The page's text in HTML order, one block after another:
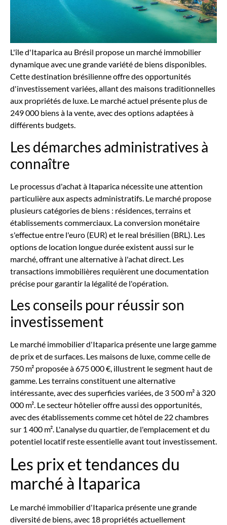
L'île d'Itaparica au Brésil propose un marché immobilier
dynamique avec une grande variété de biens disponibles.
Cette destination brésilienne offre des opportunités
d'investissement variées, allant des maisons traditionnelles
aux propriétés de luxe. Le marché actuel présente plus de
249 000 biens à la vente, avec des options adaptées à
différents budgets.
Les démarches administratives à
connaître
Le processus d'achat à Itaparica nécessite une attention
particulière aux aspects administratifs. Le marché propose
plusieurs catégories de biens : résidences, terrains et
établissements commerciaux. La conversion monétaire
s'effectue entre l'euro (EUR) et le real brésilien (BRL). Les
options de location longue durée existent aussi sur le
marché, offrant une alternative à l'achat direct. Les
transactions immobilières requièrent une documentation
précise pour garantir la légalité de l'opération.
Les conseils pour réussir son
investissement
Le marché immobilier d'Itaparica présente une large gamme
de prix et de surfaces. Les maisons de luxe, comme celle de
750 m² proposée à 675 000 €, illustrent le segment haut de
gamme. Les terrains constituent une alternative
intéressante, avec des superficies variées, de 3 500 m² à 320
000 m². Le secteur hôtelier offre aussi des opportunités,
avec des établissements comme cet hôtel de 22 chambres
sur 1 400 m². L'analyse du quartier, de l'emplacement et du
potentiel locatif reste essentielle avant tout investissement.
Les prix et tendances du
marché à Itaparica
Le marché immobilier d'Itaparica présente une grande
diversité de biens, avec 18 propriétés actuellement